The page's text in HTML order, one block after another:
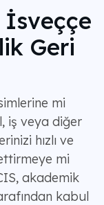
İsveççe
Geri
mi
iş veya diğer
hızlı ve
mi
akademik
kabul